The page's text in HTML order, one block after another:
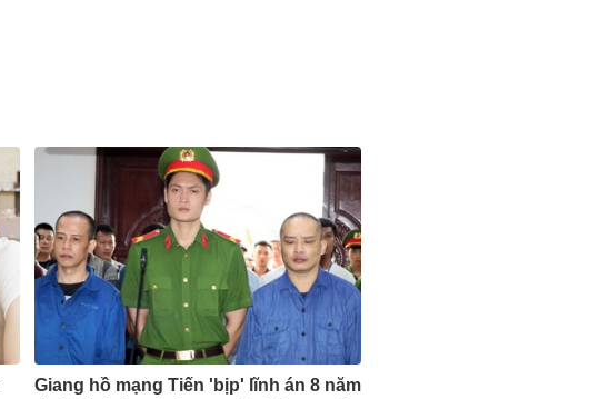
Giang hồ mạng Tiến 'bịp' lĩnh án 8 năm